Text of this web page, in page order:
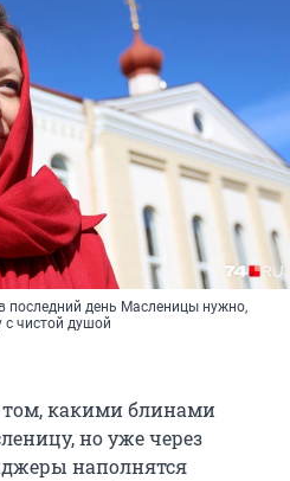
последний день Масленицы нужно,
с чистой душой
какими блинами
но уже через
наполнятся